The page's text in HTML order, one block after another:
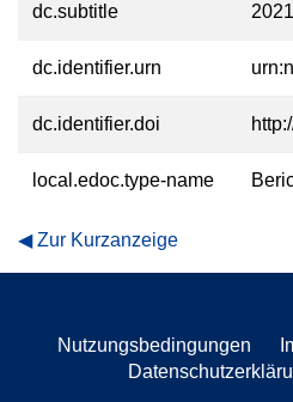
dc.subtitle
dc.identifier.urn
dc.identifier.doi
local.edoc.type-name
Zur Kurzanzeige
Nutzungsbedingungen